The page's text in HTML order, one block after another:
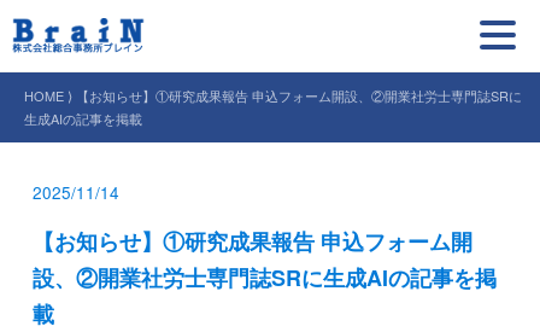
HOME ⟩ 【お知らせ】①研究成果報告 申込フォーム開設、②開業社労士専門誌SRに
生成AIの記事を掲載
2025/11/14
【お知らせ】①研究成果報告 申込フォーム開
設、②開業社労士専門誌SRに生成AIの記事を掲
載